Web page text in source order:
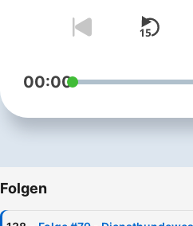
00:00
Folgen